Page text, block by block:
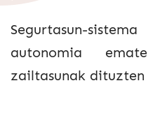
Segurtasun-
autonomia
zailtasunak dituzten